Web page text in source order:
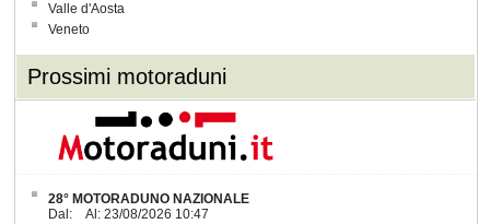
Valle d'Aosta
Veneto
Prossimi motoraduni
28° MOTORADUNO NAZIONALE
Dal: Al: 23/08/2026 10:47